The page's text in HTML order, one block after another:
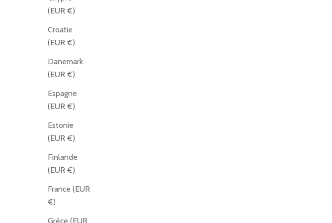
(EUR €)
Croatie
(EUR €)
Danemark
(EUR €)
Espagne
(EUR €)
Estonie
(EUR €)
Finlande
(EUR €)
France (EUR
€)
Grèce (EUR